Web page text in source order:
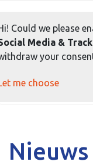
Nieuws
Could we please
Media &
your
me choose